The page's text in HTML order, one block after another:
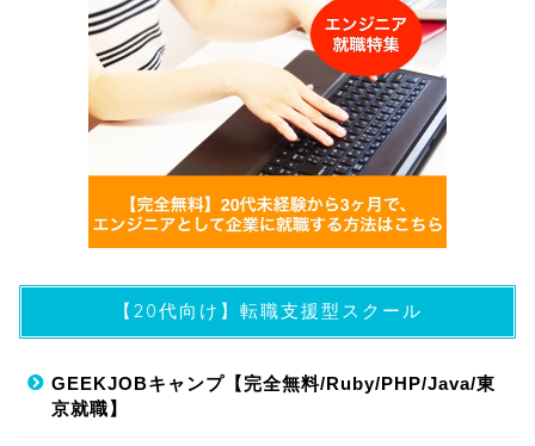
【20代向け】転職支援型スクール
GEEKJOBキャンプ【完全無料/Ruby/PHP/Java/東
京就職】